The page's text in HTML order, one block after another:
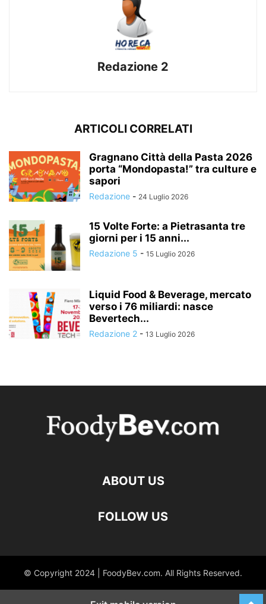
Redazione 2
ARTICOLI CORRELATI
Gragnano Città della Pasta 2026
porta “Mondopasta!” tra culture e
sapori
Redazione - 24 Luglio 2026
15 Volte Forte: a Pietrasanta tre
giorni per i 15 anni...
Redazione 5 - 15 Luglio 2026
Liquid Food & Beverage, mercato
verso i 76 miliardi: nasce
Bevertech...
Redazione 2 - 13 Luglio 2026
ABOUT US
FOLLOW US
© Copyright 2024 | FoodyBev.com. All Rights Reserved.